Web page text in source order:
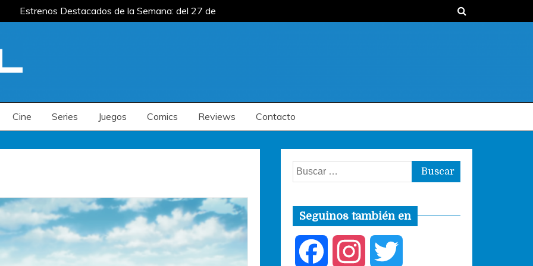
Estrenos Destacados de la Semana: del 27 de
del 20 al 26 de julio
Cine Series Juegos Comics Reviews Contacto
Buscar:
Seguinos también en